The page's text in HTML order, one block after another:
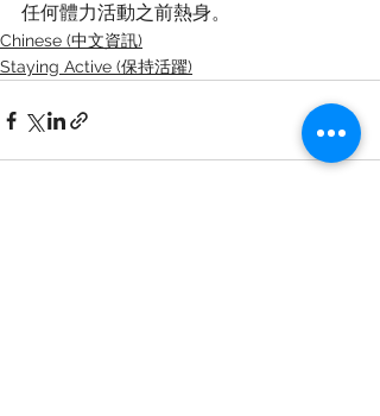
任何體力活動之前熱身。
Chinese (中文資訊)
Staying Active (保持活躍)